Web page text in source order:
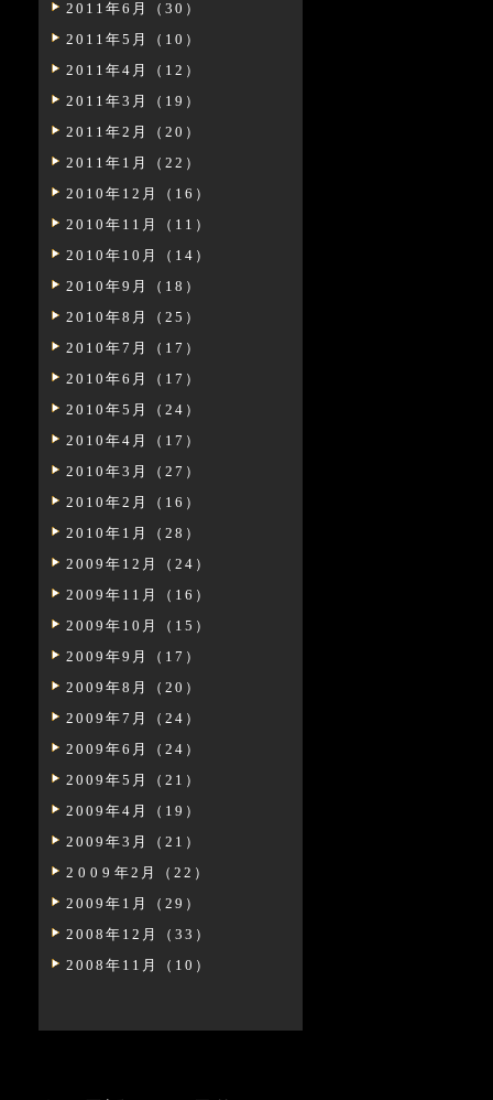
2011年6月（30）
2011年5月（10）
2011年4月（12）
2011年3月（19）
2011年2月（20）
2011年1月（22）
2010年12月（16）
2010年11月（11）
2010年10月（14）
2010年9月（18）
2010年8月（25）
2010年7月（17）
2010年6月（17）
2010年5月（24）
2010年4月（17）
2010年3月（27）
2010年2月（16）
2010年1月（28）
2009年12月（24）
2009年11月（16）
2009年10月（15）
2009年9月（17）
2009年8月（20）
2009年7月（24）
2009年6月（24）
2009年5月（21）
2009年4月（19）
2009年3月（21）
2009年2月（22）
2009年1月（29）
2008年12月（33）
2008年11月（10）